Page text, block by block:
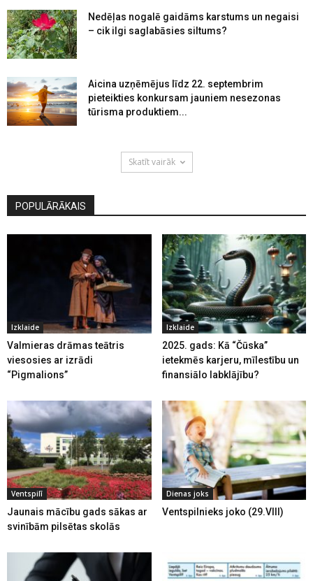
Nedēļas nogalē gaidāms karstums un negaisi
– cik ilgi saglabāsies siltums?
Aicina uzņēmējus līdz 22. septembrim
pieteikties konkursam jauniem nesezonas
tūrisma produktiem...
Skatīt vairāk
POPULĀRĀKAIS
Izklaide
Valmieras drāmas teātris
viesosies ar izrādi
“Pigmalions”
Izklaide
2025. gads: Kā “Čūska”
ietekmēs karjeru, mīlestību un
finansiālo labklājību?
Ventspilī
Jaunais mācību gads sākas ar
svinībām pilsētas skolās
Dienas joks
Ventspilnieks joko (29.VIII)